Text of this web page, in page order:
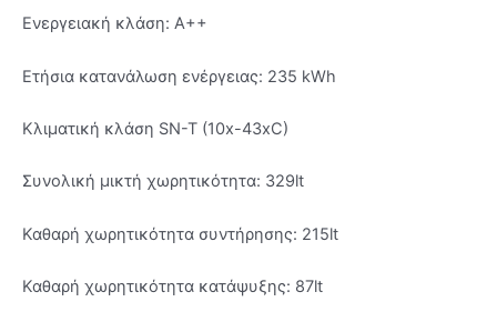
Ενεργειακή κλάση: A++
Ετήσια κατανάλωση ενέργειας: 235 kWh
Κλιματική κλάση SN-T (10x-43xC)
Συνολική μικτή χωρητικότητα: 329lt
Καθαρή χωρητικότητα συντήρησης: 215lt
Καθαρή χωρητικότητα κατάψυξης: 87lt